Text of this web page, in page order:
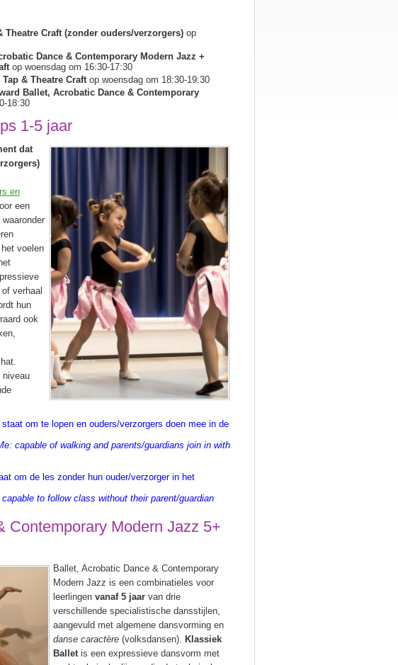
Theatre Craft (zonder ouders/verzorgers) op
Dance & Contemporary Modern Jazz +
op woensdag om 16:30-17:30
& Theatre Craft op woensdag om 18:30-19:30
Ballet, Acrobatic Dance & Contemporary
18:30
1-5 jaar
dat
en
een
voelen
verhaal
hun
ook
niveau
om te lopen en ouders/verzorgers doen mee in de
capable of walking and parents/guardians join in with
om de les zonder hun ouder/verzorger in het
to follow class without their parent/guardian
Contemporary Modern Jazz 5+
Ballet, Acrobatic Dance & Contemporary
Modern Jazz is een combinatieles voor
leerlingen vanaf 5 jaar van drie
verschillende specialistische dansstijlen,
aangevuld met algemene dansvorming en
danse caractère (vo lksdansen). Klassiek
Balletis een expressieve dansvorm met